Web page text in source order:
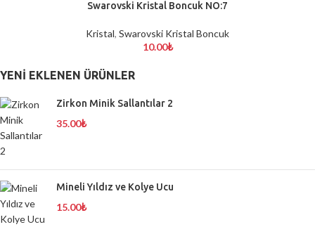
Swarovski Kristal Boncuk NO:7
Kristal, Swarovski Kristal Boncuk
10.00₺
YENI EKLENEN ÜRÜNLER
Zirkon Minik Sallantılar 2
35.00₺
Mineli Yıldız ve Kolye Ucu
15.00₺